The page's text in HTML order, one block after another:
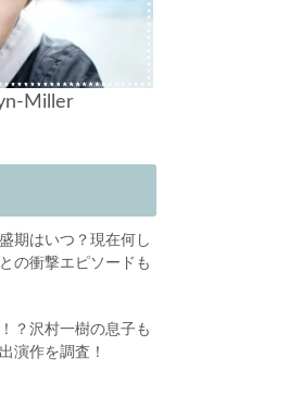
Miller
期はいつ？現在何し
の衝撃エピソードも
？沢村一樹の息子も
演作を調査！